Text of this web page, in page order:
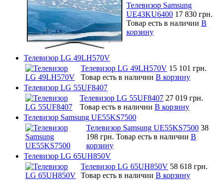
Телевизор Samsung
UE43KU6400 17 830 грн.
Товар есть в наличии В
корзину
Телевизор LG 49LH570V
Телевизор LG 49LH570V 15 101 грн.
Товар есть в наличии В корзину
Телевизор LG 55UF8407
Телевизор LG 55UF8407 27 019 грн.
Товар есть в наличии В корзину
Телевизор Samsung UE55KS7500
Телевизор Samsung UE55KS7500 38
198 грн. Товар есть в наличии В
корзину
Телевизор LG 65UH850V
Телевизор LG 65UH850V 58 618 грн.
Товар есть в наличии В корзину